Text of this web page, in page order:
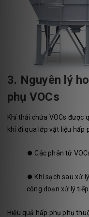
3. Nguyên lý
phụ VOCs
Khí thải chứa VOCs được
khí đi qua lớp vật liệu hấp
⏺️ Các phân tử
⏺️ Khí sạch sau xử
công đoạn xử lý
Hiệu quả hấp phụ phụ